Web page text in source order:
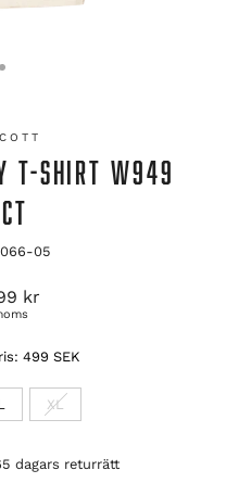
T-SHIRT W949
05
kr
499 SEK
XL
dagars returrätt